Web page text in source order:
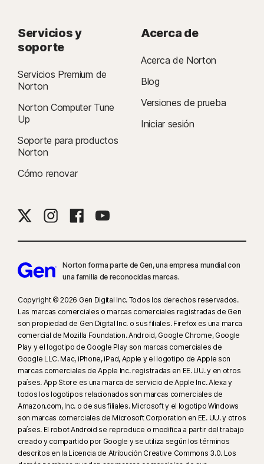
Servicios y
soporte
Servicios Premium de
Norton
Norton Computer Tune
Up
Soporte para productos
Norton
Cómo renovar
Acerca de
Acerca de Norton
Blog
Versiones de prueba
Iniciar sesión
Norton forma parte de Gen, una empresa mundial con
una familia de reconocidas marcas.
Copyright © 2026 Gen Digital Inc. Todos los derechos reservados.
Las marcas comerciales o marcas comerciales registradas de Gen
son propiedad de Gen Digital Inc. o sus filiales. Firefox es una marca
comercial de Mozilla Foundation. Android, Google Chrome, Google
Play y el logotipo de Google Play son marcas comerciales de
Google LLC. Mac, iPhone, iPad, Apple y el logotipo de Apple son
marcas comerciales de Apple Inc. registradas en EE. UU. y en otros
países. App Store es una marca de servicio de Apple Inc. Alexa y
todos los logotipos relacionados son marcas comerciales de
Amazon.com, Inc. o de sus filiales. Microsoft y el logotipo Windows
son marcas comerciales de Microsoft Corporation en EE. UU. y otros
países. El robot Android se reproduce o modifica a partir del trabajo
creado y compartido por Google y se utiliza según los términos
descritos en la Licencia de Atribución Creative Commons 3.0. Los